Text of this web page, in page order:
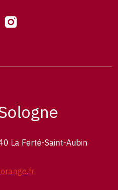
La Ferté-Saint-Aubin